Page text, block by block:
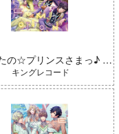
(CD)うたの☆プリンスさまっ♪ LIVE EMOTION 2nd Anniversary CD レン・翔・セシル・嶺二・綺羅
キングレコード